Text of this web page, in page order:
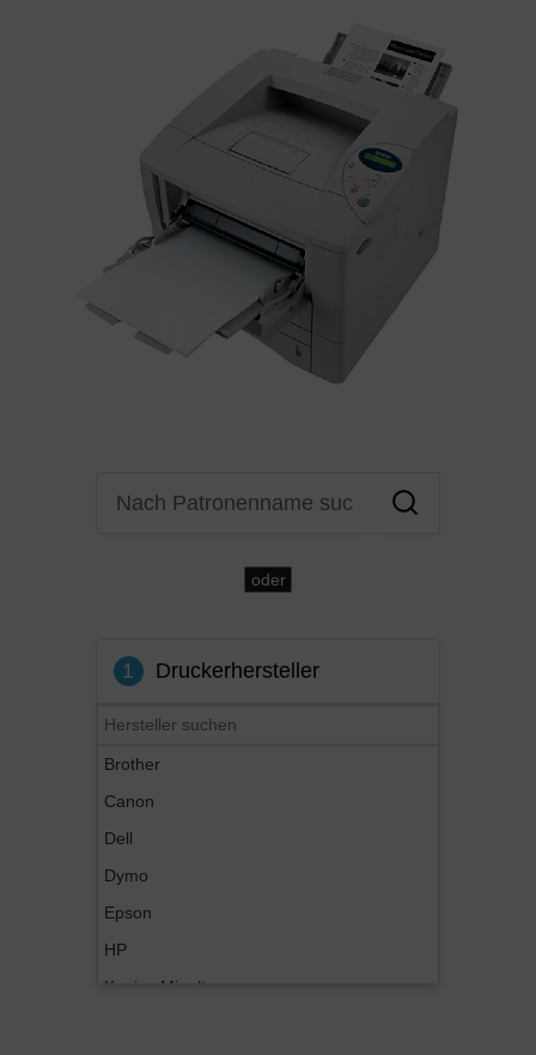
oder
1 Druckerhersteller
Brother
Canon
Dell
Dymo
Epson
HP
Konica Minolta